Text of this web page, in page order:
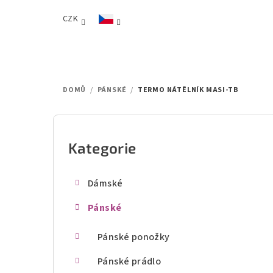
CZK
DOMŮ / PÁNSKÉ / TERMO NÁTĚLNÍK MASI-TB
Přeskočit
kategorie
Kategorie
Dámské
Pánské
Pánské ponožky
Pánské prádlo